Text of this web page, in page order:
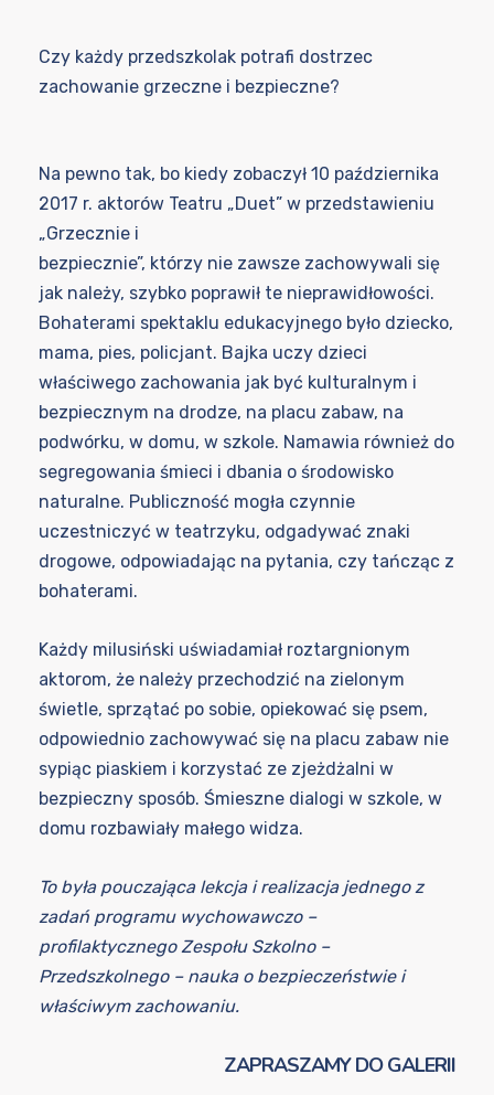
Czy każdy przedszkolak potrafi dostrzec
zachowanie grzeczne i bezpieczne?
Na pewno tak, bo kiedy zobaczył 10 października
2017 r. aktorów Teatru „Duet” w przedstawieniu
„Grzecznie i
bezpiecznie”, którzy nie zawsze zachowywali się
jak należy, szybko poprawił te nieprawidłowości.
Bohaterami spektaklu edukacyjnego było dziecko,
mama, pies, policjant. Bajka uczy dzieci
właściwego zachowania jak być kulturalnym i
bezpiecznym na drodze, na placu zabaw, na
podwórku, w domu, w szkole. Namawia również do
segregowania śmieci i dbania o środowisko
naturalne. Publiczność mogła czynnie
uczestniczyć w teatrzyku, odgadywać znaki
drogowe, odpowiadając na pytania, czy tańcząc z
bohaterami.
Każdy milusiński uświadamiał roztargnionym
aktorom, że należy przechodzić na zielonym
świetle, sprzątać po sobie, opiekować się psem,
odpowiednio zachowywać się na placu zabaw nie
sypiąc piaskiem i korzystać ze zjeżdżalni w
bezpieczny sposób. Śmieszne dialogi w szkole, w
domu rozbawiały małego widza.
To była pouczająca lekcja i realizacja jednego z
zadań programu wychowawczo –
profilaktycznego Zespołu Szkolno –
Przedszkolnego – nauka o bezpieczeństwie i
właściwym zachowaniu.
ZAPRASZAMY DO GALERII